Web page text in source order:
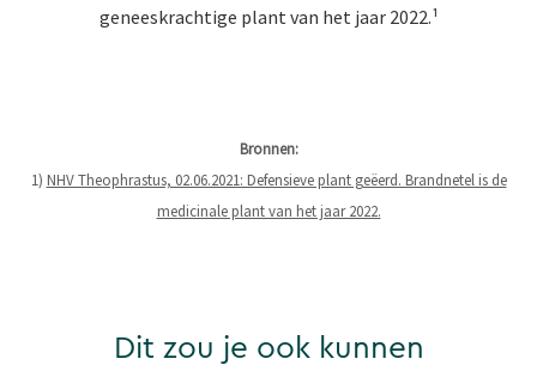
geneeskrachtige plant van het jaar 2022.¹
Bronnen:
1) NHV Theophrastus, 02.06.2021: Defensieve plant geëerd. Brandnetel is de
medicinale plant van het jaar 2022.
Dit zou je ook kunnen